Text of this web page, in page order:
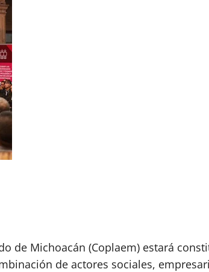
de Michoacán (Coplaem) estará
de actores sociales,